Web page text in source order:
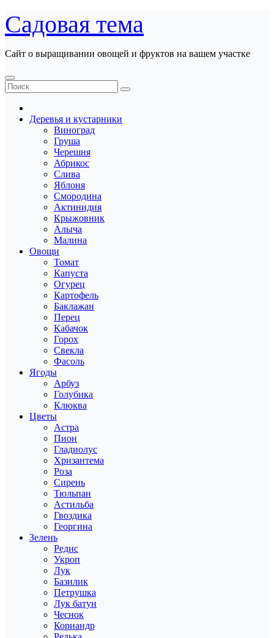
Перейти
к
содержанию
Садовая тема
Сайт о выращивании овощей и фруктов на вашем участке
Деревья и кустарники
Виноград
Груша
Черешня
Абрикос
Слива
Яблоня
Смородина
Актинидия
Крыжовник
Алыча
Малина
Овощи
Томат
Капуста
Огурец
Картофель
Баклажан
Перец
Кабачок
Горох
Свекла
Фасоль
Ягоды
Арбуз
Голубика
Клюква
Цветы
Астра
Пион
Гладиолус
Хризантема
Роза
Сирень
Тюльпан
Астильба
Гвоздика
Георгина
Зелень
Редис
Укроп
Лук
Базилик
Петрушка
Лук батун
Чеснок
Кориандр